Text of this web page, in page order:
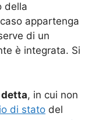
della
appartenga
di un
è integrata. Si
, in cui non
di stato del